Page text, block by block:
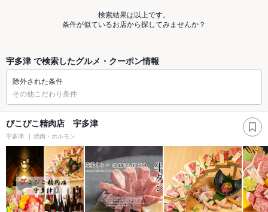
検索結果は以上です。
条件が似ているお店から探してみませんか？
宇多津 で検索したグルメ・クーポン情報
除外された条件
その他こだわり条件
ぴこぴこ精肉店 宇多津
宇多津 焼肉・ホルモン